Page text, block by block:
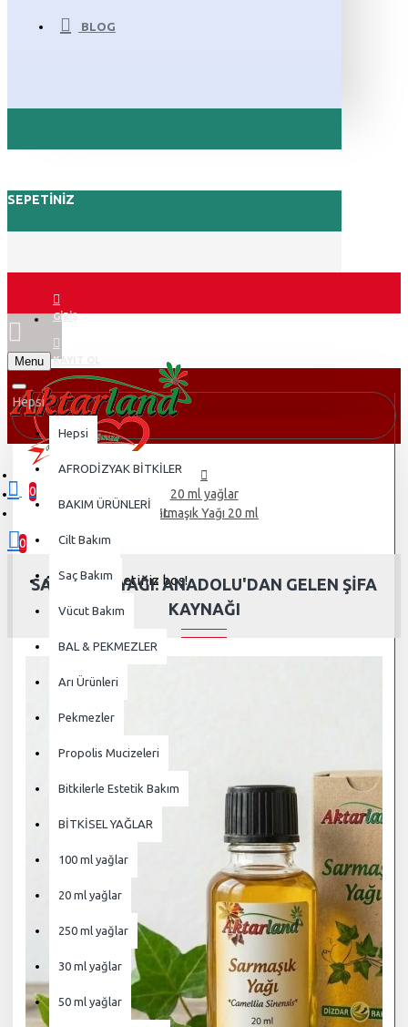
BLOG
SEPETINIZ
GIRIŞ
KAYIT OL
Menu
0
0 ürün - 0,00TL
0
Alışveriş sepetiniz boş!
Hepsi
Hepsi
AFRODİZYAK BİTKİLER
BAKIM ÜRÜNLERİ
Cilt Bakım
Saç Bakım
Vücut Bakım
BAL & PEKMEZLER
Arı Ürünleri
Pekmezler
Propolis Mucizeleri
Bitkilerle Estetik Bakım
BİTKİSEL YAĞLAR
100 ml yağlar
20 ml yağlar
250 ml yağlar
30 ml yağlar
50 ml yağlar
20 ml yağlar
Sarmaşık Yağı 20 ml
SARMAŞIK YAĞI: ANADOLU'DAN GELEN ŞIFA
KAYNAĞI